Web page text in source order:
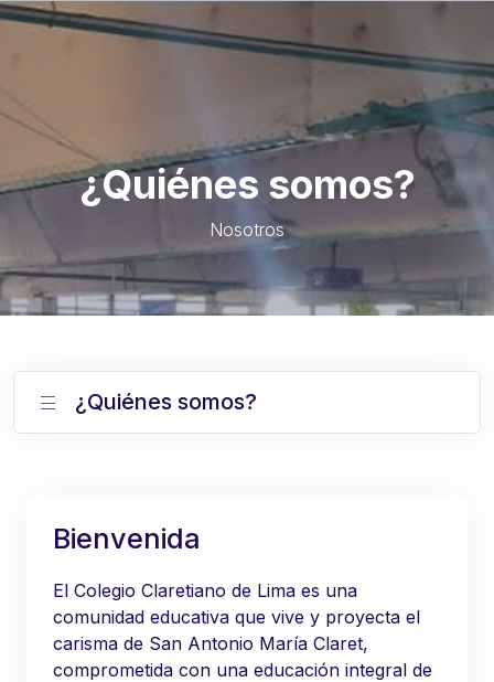
¿Quiénes somos?
Nosotros
¿Quiénes somos?
Bienvenida
El Colegio Claretiano de Lima es una
comunidad educativa que vive y proyecta el
carisma de San Antonio María Claret,
comprometida con una educación integral de